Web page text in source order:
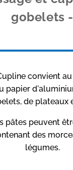
gobelets -
convient
papier
de plateaux
pâtes peuvent
des
légumes.